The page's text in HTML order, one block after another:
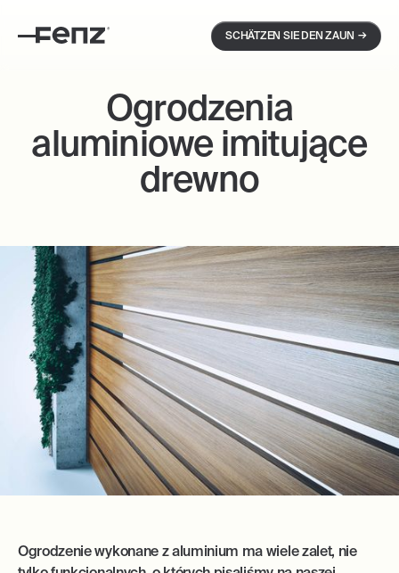
SCHÄTZEN SIE DEN ZAUN →
Ogrodzenia
aluminiowe imitujące
drewno
Ogrodzenie wykonane z aluminium ma wiele zalet, nie